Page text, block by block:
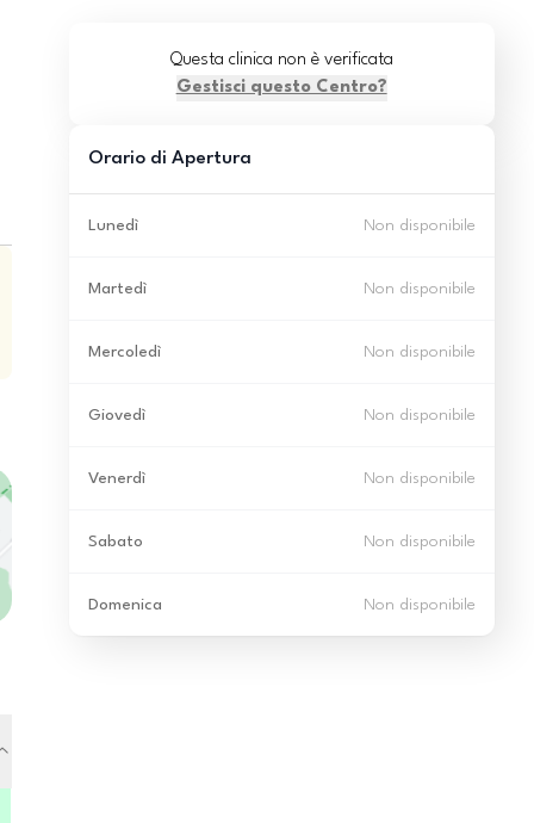
Questa clinica non è verificata
Gestisci questo Centro?
Orario di Apertura
Lunedì Non disponibile
Martedì Non disponibile
Mercoledì Non disponibile
Giovedì Non disponibile
Venerdì Non disponibile
Sabato Non disponibile
Domenica Non disponibile